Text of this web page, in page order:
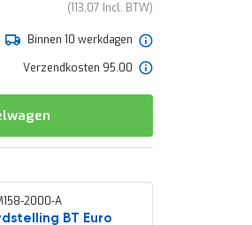
113,07
Binnen 10 werkdagen
Verzendkosten 95.00
2000-A
BT Euro